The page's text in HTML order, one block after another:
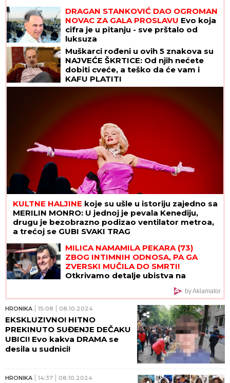
DRAGAN STANKOVIĆ DAO OGROMAN
NOVAC ZA GALA PROSLAVU Evo koja
cifra je u pitanju - sve prštalo od
luksuza
Muškarci rođeni u ovih 5 znakova su
NAJVEĆE ŠKRTICE: Od njih nećete
dobiti cveće, a teško da će vam i
KAFU PLATITI
KULTNE HALJINE koje su ušle u istoriju zajedno sa
MERILIN MONRO: U jednoj je pevala Kenediju,
drugu je bezobrazno podizao ventilator metroa,
a trećoj se GUBI SVAKI TRAG
MILICA NAMAMILA PEKARA (73)
ZBOG INTIMNIH ODNOSA, PA GA
ZVERSKI MUČILA DO SMRTI!
Otkrivamo detalje ubistva na
najgorim mukama dok su ga
osumnjičeni pljačkali
by Aklamator
HRONIKA 15:08 08.10.2024
EKSKLUZIVNO! HITNO
PREKINUTO SUĐENJE DEČAKU
UBICI! Evo kakva DRAMA se
desila u sudnici!
HRONIKA 14:37 08.10.2024